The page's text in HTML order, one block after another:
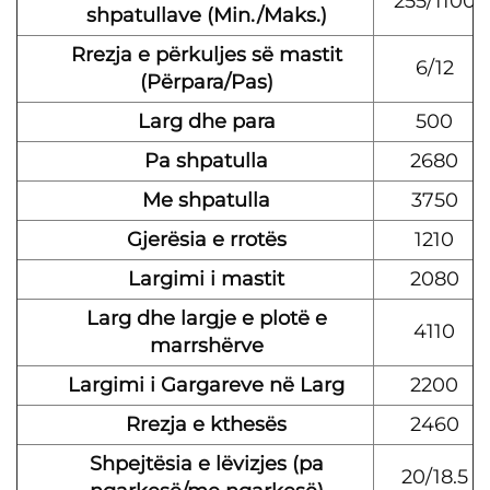
shpatullave (Min./Maks.)
Rrezja e përkuljes së mastit
(Përpara/Pas)
6/12
Larg dhe para
500
Pa shpatulla
2680
Me shpatulla
3750
Gjerësia e rrotës
1210
Largimi i mastit
2080
Larg dhe largje e plotë e
marrshërve
4110
Largimi i Gargareve në Larg
2200
Rrezja e kthesës
2460
Shpejtësia e lëvizjes (pa
20/18.5